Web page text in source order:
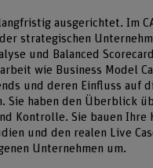
ausgerichtet. Im
strategischen
und Balanced
wie Business Model
und deren Einfluss auf
Sie haben den Überblick
Kontrolle. Sie bauen
und den realen Live
Unternehmen um.